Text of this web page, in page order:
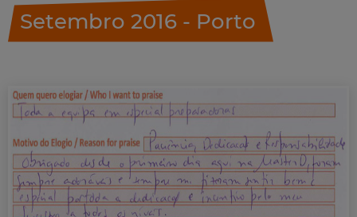
Setembro 2016 - Porto